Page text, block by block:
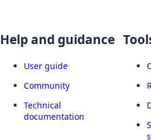
Help and guidance
User guide
Community
Technical
documentation